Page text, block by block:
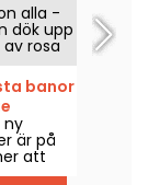
alla -
dök upp
rosa
banor
ny
är på
att